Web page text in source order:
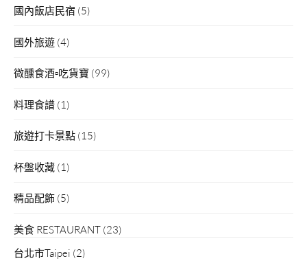
國內飯店民宿 (5)
國外旅遊 (4)
微醺食酒▫吃貨寶 (99)
料理食譜 (1)
旅遊打卡景點 (15)
杯盤收藏 (1)
精品配飾 (5)
美食 RESTAURANT (23)
台北市Taipei (2)